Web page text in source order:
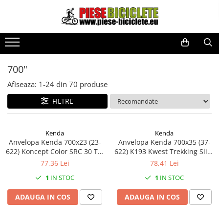
Toate Produsele
Biciclete
Biciclete fara pedale
City
Copii
Cursiere
Pliabile
Role
Triciclete
700"
Afiseaza: 1-24 din 70 produse
FILTRE
Kenda
Anvelopa Kenda 700x23 (23-
622) Koncept Color SRC 30 Tpi
Rosu
77,36 Lei
1 IN STOC
ADAUGA IN COS
Kenda
Anvelopa Kenda 700x35 (37-
622) K193 Kwest Trekking Slick
Maro
78,41 Lei
1 IN STOC
ADAUGA IN COS